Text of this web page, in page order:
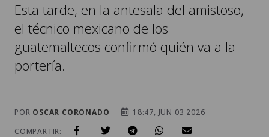
Esta tarde, en la antesala del amistoso,
el técnico mexicano de los
guatemaltecos confirmó quién va a la
portería.
POR OSCAR CORONADO
18:47, JUN 03 2026
COMPARTIR: